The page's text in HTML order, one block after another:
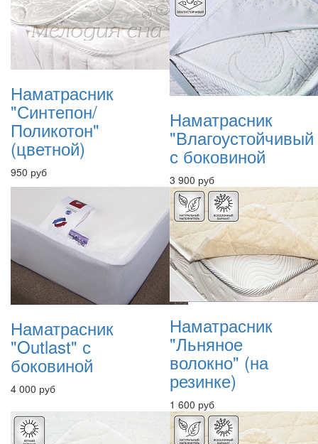
Наматрасник
"Синтепон/
Поликотон"
(цветной)
950 руб
Наматрасник
"Влагоустойчивый
с боковиной
3 900 руб
Наматрасник
"Outlast" с
боковиной
4 000 руб
Наматрасник
"Льняное
волокно" (на
резинке)
1 600 руб